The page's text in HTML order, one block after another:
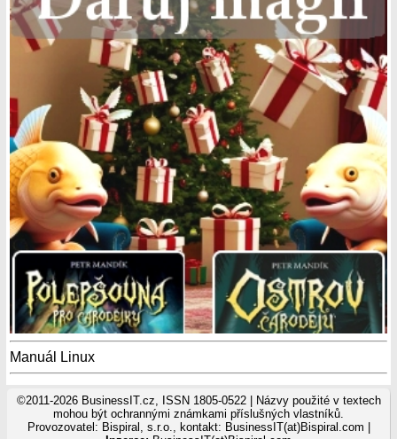
Manuál Linux
©2011-2026 BusinessIT.cz, ISSN 1805-0522 | Názvy použité v textech
mohou být ochrannými známkami příslušných vlastníků.
Provozovatel: Bispiral, s.r.o., kontakt: BusinessIT(at)Bispiral.com |